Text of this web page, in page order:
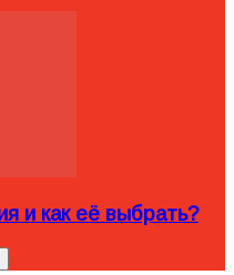
и как её выбрать?